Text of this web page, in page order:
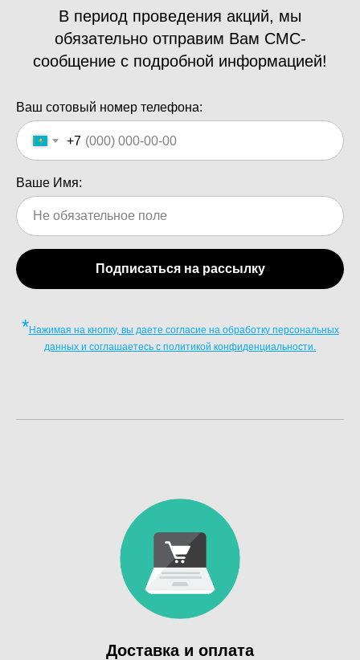
В период проведения акций, мы
обязательно отправим Вам СМС-
сообщение с подробной информацией!
Ваш сотовый номер телефона:
+7
Ваше Имя:
Подписаться на рассылку
*Нажимая на кнопку, вы даете согласие на обработку персональных
данных и соглашаетесь c политикой конфиденциальности.
Доставка и оплата